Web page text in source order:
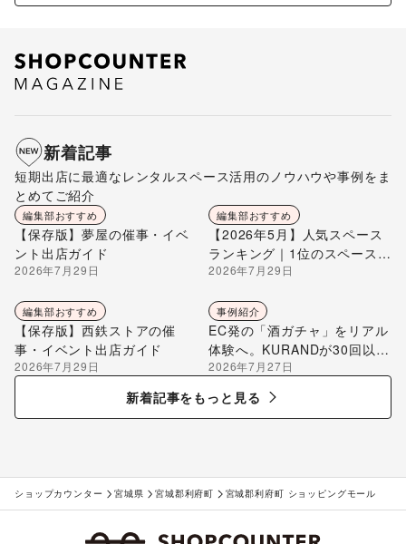
新着記事
短期出店に最適なレンタルスペース活用のノウハウや事例をま
とめてご紹介
編集部おすすめ
【保存版】夢屋の催事・イベ
ント出店ガイド
2026年7月29日
編集部おすすめ
【2026年5月】人気スペース
ランキング｜1位のスペースを
編集部が解説
2026年7月29日
編集部おすすめ
【保存版】西鉄ストアの催
事・イベント出店ガイド
2026年7月29日
事例紹介
EC発の「酒ガチャ」をリアル
体験へ。KURANDが30回以上
のポップアップ出店で届け
る“新しいお酒との出会い”
2026年7月27日
新着記事をもっと見る
ショップカウンター 宮城県 宮城郡利府町 宮城郡利府町 ショッピングモール